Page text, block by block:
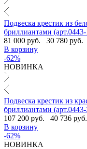
Подвеска крестик из
бриллиантами
81 000 руб.
30 780 руб.
В корзину
-62%
НОВИНКА
Подвеска крестик из
бриллиантами
107 200 руб.
40 736 руб.
В корзину
-62%
НОВИНКА